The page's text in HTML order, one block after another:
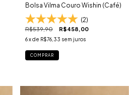
Bolsa Vilma Couro Wishin (Café)
(2)
R$539,90 R$458,00
6 x de R$76,33 sem juros
COMPRAR